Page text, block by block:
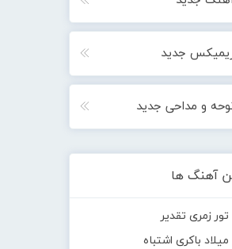
ریمیکس جدید
نوحه و مداحی جدید
آهنگ ها
زمری تقدیر
باکری اشتباه